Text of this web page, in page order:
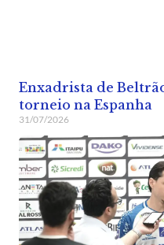
Enxadrista de
torneio na Espanha
31/07/2026